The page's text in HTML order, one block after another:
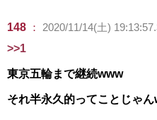
148 ：
2020/11/14(土)
>>1
東京五輪まで継続www
それ半永久的ってことじゃ